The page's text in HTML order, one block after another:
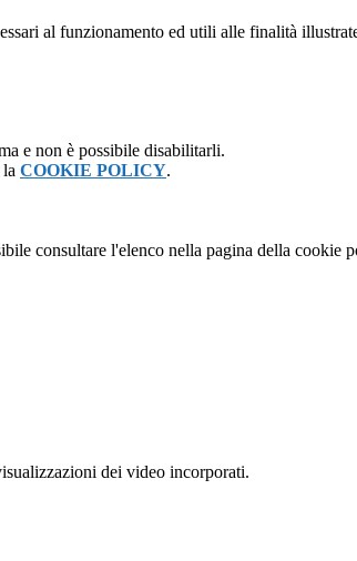
al funzionamento ed utili alle finalità
e non è possibile disabilitarli.
COOKIE POLICY.
consultare l'elenco nella pagina della cookie
dei video incorporati.